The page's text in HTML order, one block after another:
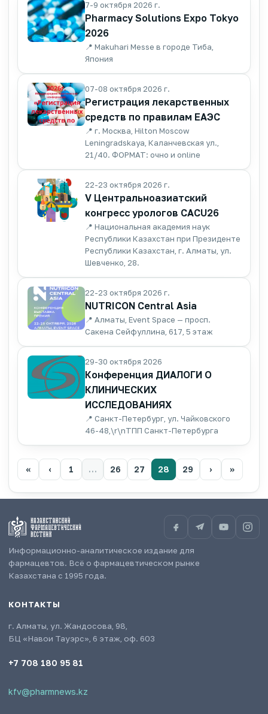
7-9 октября 2026 г.
Pharmacy Solutions Expo Tokyo
2026
📍 Makuhari Messe в городе Тиба,
Япония
07-08 октября 2026 г.
Регистрация лекарственных
средств по правилам ЕАЭС
📍 г. Москва, Hilton Moscow
Leningradskaya, Каланчевская ул.,
21/40. ФОРМАТ: очно и online
22-23 октября 2026 г.
V Центральноазиатский
конгресс урологов CACU26
📍 Национальная академия наук
Республики Казахстан при Президенте
Республики Казахстан, г. Алматы, ул.
Шевченко, 28.
22-23 октября 2026 г.
NUTRICON Central Asia
📍 Алматы, Event Space — просп.
Сакена Сейфуллина, 617, 5 этаж
29-30 октября 2026
Конференция ДИАЛОГИ О
КЛИНИЧЕСКИХ
ИССЛЕДОВАНИЯХ
📍 Санкт-Петербург, ул. Чайковского
46-48,\r\nТПП Санкт-Петербурга
« ‹ 1 … 26 27 28 29 › »
Информационно-аналитическое издание для
фармацевтов. Всё о фармацевтическом рынке
Казахстана с 1995 года.
КОНТАКТЫ
г. Алматы, ул. Жандосова, 98,
БЦ «Навои Тауэрс», 6 этаж, оф. 603
+7 708 180 95 81
kfv@pharmnews.kz